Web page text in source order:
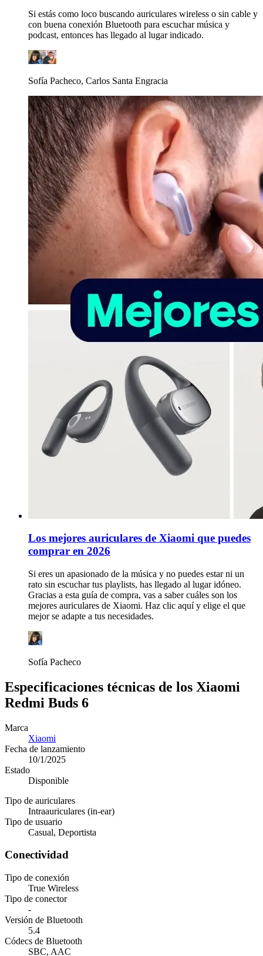
Si estás como loco buscando auriculares wireless o sin cable y
con buena conexión Bluetooth para escuchar música y
podcast, entonces has llegado al lugar indicado.
Sofía Pacheco, Carlos Santa Engracia
Los mejores auriculares de Xiaomi que puedes
comprar en 2026
Si eres un apasionado de la música y no puedes estar ni un
rato sin escuchar tus playlists, has llegado al lugar idóneo.
Gracias a esta guía de compra, vas a saber cuáles son los
mejores auriculares de Xiaomi. Haz clic aquí y elige el que
mejor se adapte a tus necesidades.
Sofía Pacheco
Especificaciones técnicas de los Xiaomi
Redmi Buds 6
Marca
Xiaomi
Fecha de lanzamiento
10/1/2025
Estado
Disponible
Tipo de auriculares
Intraauriculares (in-ear)
Tipo de usuario
Casual, Deportista
Conectividad
Tipo de conexión
True Wireless
Tipo de conector
-
Versión de Bluetooth
5.4
Códecs de Bluetooth
SBC, AAC